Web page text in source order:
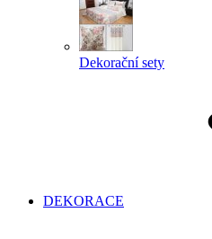
Dekorační sety
DEKORACE